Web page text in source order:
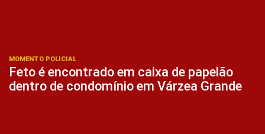
MOMENTO POLICIAL
Feto é encontrado em caixa de papelão
dentro de condomínio em Várzea Grande